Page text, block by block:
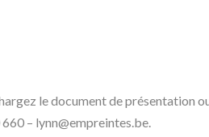
le document de présentation
– lynn@empreintes.be.